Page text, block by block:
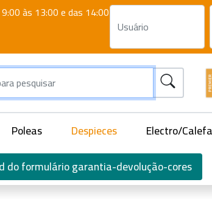
às 13:00 e das 14:00
Poleas Despieces Electro/
do formulário garantia-devolução-cores